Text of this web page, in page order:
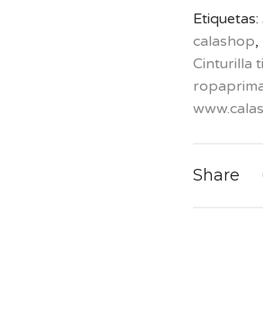
Etiquetas:
calashop,
Cinturilla
Share